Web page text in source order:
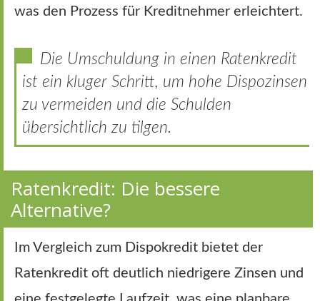
was den Prozess für Kreditnehmer erleichtert.
Die Umschuldung in einen Ratenkredit
ist ein kluger Schritt, um hohe Dispozinsen
zu vermeiden und die Schulden
übersichtlich zu tilgen.
Ratenkredit: Die bessere
Alternative?
Im Vergleich zum Dispokredit bietet der
Ratenkredit oft deutlich niedrigere Zinsen und